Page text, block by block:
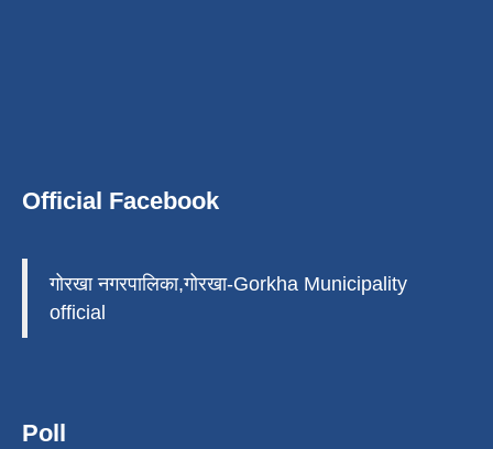
Official Facebook
गोरखा नगरपालिका,गोरखा-Gorkha Municipality
official
Poll